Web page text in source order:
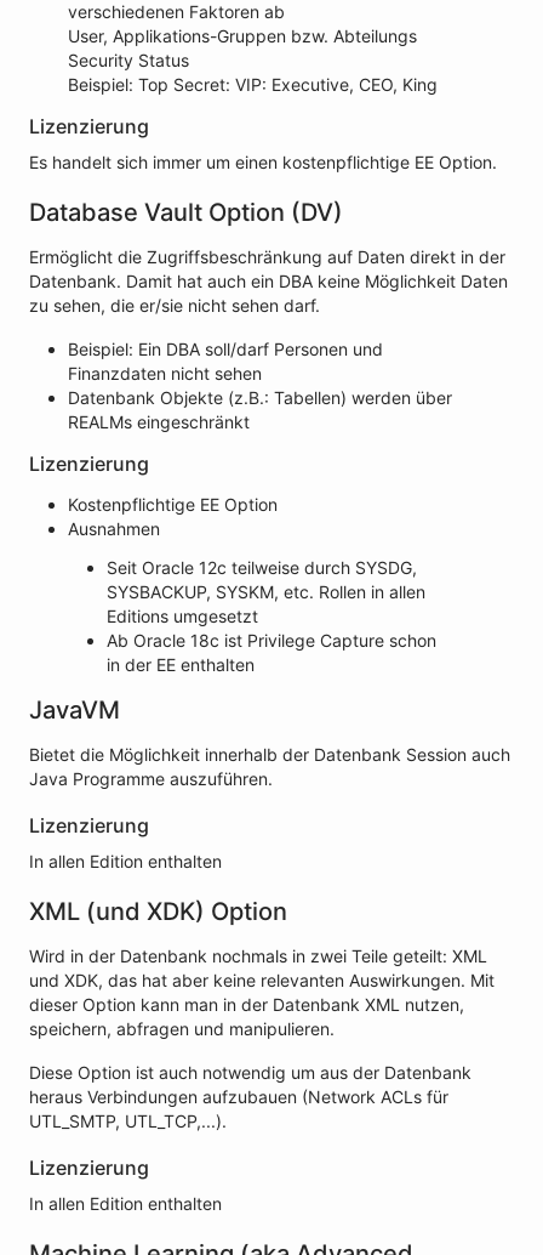
verschiedenen Faktoren ab
User, Applikations-Gruppen bzw. Abteilungs
Security Status
Beispiel: Top Secret: VIP: Executive, CEO, King
Lizenzierung
Es handelt sich immer um einen kostenpflichtige EE Option.
Database Vault Option (DV)
Ermöglicht die Zugriffsbeschränkung auf Daten direkt in der
Datenbank. Damit hat auch ein DBA keine Möglichkeit Daten
zu sehen, die er/sie nicht sehen darf.
Beispiel: Ein DBA soll/darf Personen und
Finanzdaten nicht sehen
Datenbank Objekte (z.B.: Tabellen) werden über
REALMs eingeschränkt
Lizenzierung
Kostenpflichtige EE Option
Ausnahmen
Seit Oracle 12c teilweise durch SYSDG,
SYSBACKUP, SYSKM, etc. Rollen in allen
Editions umgesetzt
Ab Oracle 18c ist Privilege Capture schon
in der EE enthalten
JavaVM
Bietet die Möglichkeit innerhalb der Datenbank Session auch
Java Programme auszuführen.
Lizenzierung
In allen Edition enthalten
XML (und XDK) Option
Wird in der Datenbank nochmals in zwei Teile geteilt: XML
und XDK, das hat aber keine relevanten Auswirkungen. Mit
dieser Option kann man in der Datenbank XML nutzen,
speichern, abfragen und manipulieren.
Diese Option ist auch notwendig um aus der Datenbank
heraus Verbindungen aufzubauen (Network ACLs für
UTL_SMTP, UTL_TCP,...).
Lizenzierung
In allen Edition enthalten